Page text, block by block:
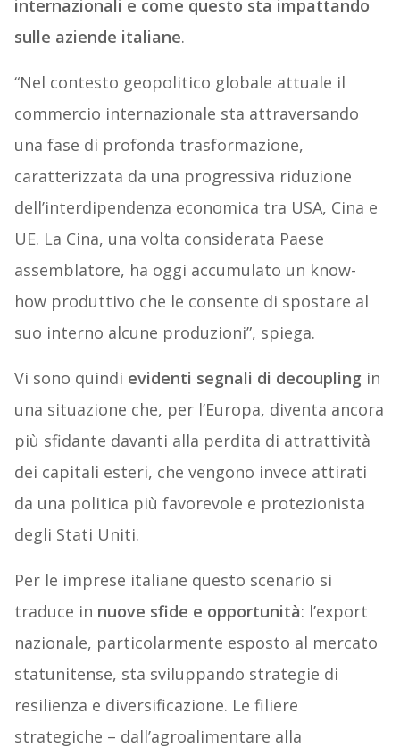
internazionali e come questo sta impattando
sulle aziende italiane.
“Nel contesto geopolitico globale attuale il
commercio internazionale sta attraversando
una fase di profonda trasformazione,
caratterizzata da una progressiva riduzione
dell’interdipendenza economica tra USA, Cina e
UE. La Cina, una volta considerata Paese
assemblatore, ha oggi accumulato un know-
how produttivo che le consente di spostare al
suo interno alcune produzioni”, spiega.
Vi sono quindi evidenti segnali di decoupling in
una situazione che, per l’Europa, diventa ancora
più sfidante davanti alla perdita di attrattività
dei capitali esteri, che vengono invece attirati
da una politica più favorevole e protezionista
degli Stati Uniti.
Per le imprese italiane questo scenario si
traduce in nuove sfide e opportunità: l’export
nazionale, particolarmente esposto al mercato
statunitense, sta sviluppando strategie di
resilienza e diversificazione. Le filiere
strategiche – dall’agroalimentare alla